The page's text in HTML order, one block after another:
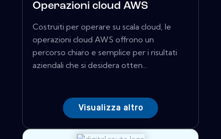
Operazioni cloud AWS
Costruiti per operare su scala cloud, le
operazioni cloud AWS offrono un
percorso chiaro e semplice per i risultati
aziendali che si desidera otten...
Visualizza altro